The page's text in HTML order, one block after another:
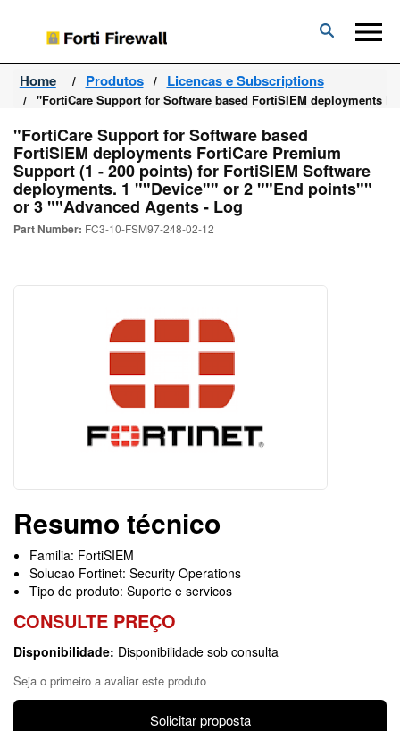
Forti
Firewall
Home Produtos Licencas e Subscriptions
"FortiCare Support for Software based FortiSIEM deployments
"FortiCare Support for Software based
FortiSIEM deployments FortiCare Premium
Support (1 - 200 points) for FortiSIEM Software
deployments. 1 ""Device"" or 2 ""End points""
or 3 ""Advanced Agents - Log
Part Number: FC3-10-FSM97-248-02-12
Resumo técnico
Familia: FortiSIEM
Solucao Fortinet: Security Operations
Tipo de produto: Suporte e servicos
CONSULTE PREÇO
Disponibilidade: Disponibilidade sob consulta
Seja o primeiro a avaliar este produto
Solicitar proposta